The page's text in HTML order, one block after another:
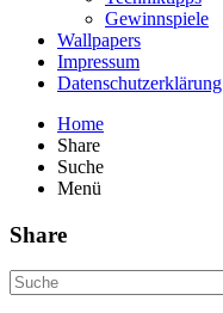
Gewinnspiele
Wallpapers
Impressum
Datenschutzerklärung
Home
Share
Suche
Menü
Share